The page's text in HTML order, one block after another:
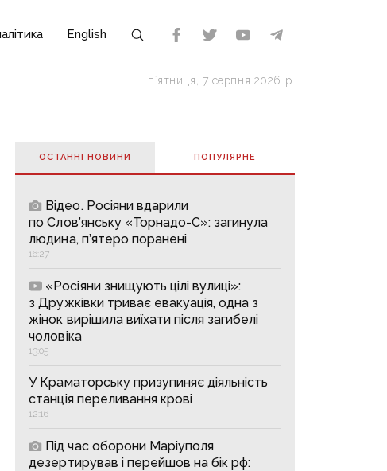
English
пʼятниця, 7 серпня 2026 р.
ОСТАННІ НОВИНИ ПОПУЛЯРНE
Відео. Росіяни вдарили
по Слов’янську «Торнадо-С»: загинула
людина, п’ятеро поранені
16:27
«Росіяни знищують цілі вулиці»:
з Дружківки триває евакуація, одна з
жінок вирішила виїхати після загибелі
чоловіка
13:05
У Краматорську призупиняє діяльність
станція переливання крові
12:16
Під час оборони Маріуполя
дезертирував і перейшов на бік рф: